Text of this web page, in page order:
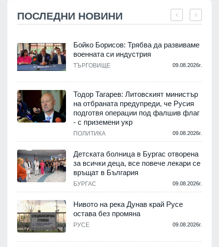
ПОСЛЕДНИ НОВИНИ
Бойко Борисов: Трябва да развиваме
военната си индустрия
ТЪРГОВИЩЕ 09.08.2026г.
Тодор Тагарев: Литовският министър
на отбраната предупреди, че Русия
подготвя операции под фалшив флаг
- с приземени укр
ПОЛИТИКА 09.08.2026г.
Детската болница в Бургас отворена
за всички деца, все повече лекари се
връщат в България
БУРГАС 09.08.2026г.
Нивото на река Дунав край Русе
остава без промяна
РУСЕ 09.08.2026г.